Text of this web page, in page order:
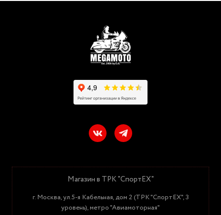
Магазин в ТРК "СпортЕХ"
г. Москва, ул.5-я Кабельная, дом 2 (ТРК "СпортЕХ", 3
уровень), метро "Авиамоторная"